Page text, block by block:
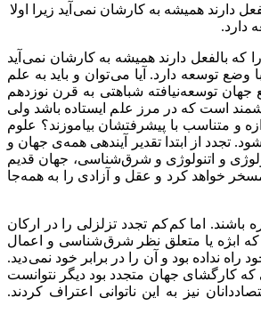
دارند همیشه به کارشان نمی آید زیرا اولا
دارد.
که بالفعل دارند همیشه به کارشان نمی آید
وضع توسعه دارد. آیا می توان و باید به علم
توسعه‌نیافته شباهتی به قرن نوزدهم
است که در مرز علم ایستاده باشد ولی
و متناسب با پیشرفتشان بیاموزند؟ علوم
از ابتدا تقدیر آیندهی همه‌ی جهان و
و اتنولوژی و شرق‌شناسی، جهان قدیم
خواهد کرد و عقل و آزادی را به همه‌جا
اما کم کم تجدد تزلزلی را در ارکان
ابژه یا متعلق نظر شرق شناسی و اعمال
نداده بود و آن را در برابر خود نمی دید.
کارگشای جهان متجدد بود دیگر نتوانست
نیز به این ناتوانی اعتراف کردند.